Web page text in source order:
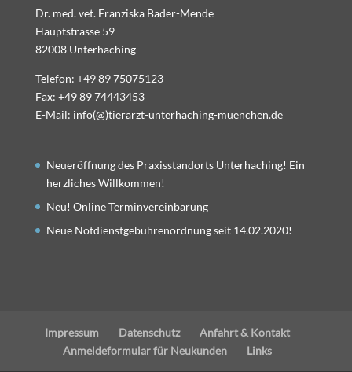
Dr. med. vet. Franziska Bader-Mende
Hauptstrasse 59
82008 Unterhaching
Telefon: +49 89 75075123
Fax: +49 89 74443453
E-Mail: info(@)tierarzt-unterhaching-muenchen.de
Neueröffnung des Praxisstandorts Unterhaching! Ein
herzliches Willkommen!
Neu! Online Terminvereinbarung
Neue Notdienstgebührenordnung seit 14.02.2020!
Impressum Datenschutz
Anfahrt & Kontakt
Anmeldeformular für Neukunden
Links